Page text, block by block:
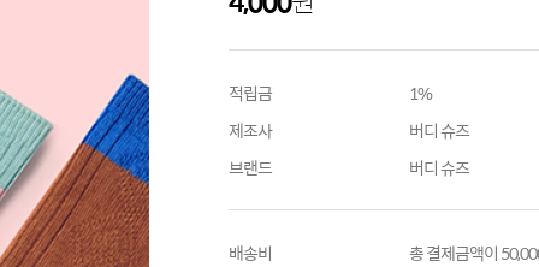
적립금
1%
제조사
버디 슈즈
브랜드
버디 슈즈
배송비 총 결제금액이